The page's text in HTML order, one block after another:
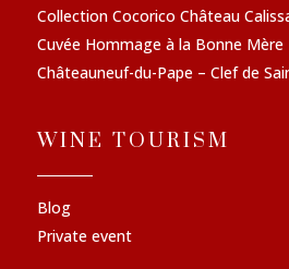
Collection Cocorico Château
Cuvée Hommage à la Bonne Mère
Châteauneuf-du-Pape – Clef de
WINE TOURISM
Blog
Private event